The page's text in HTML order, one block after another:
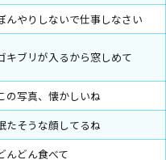
んやりしないで仕事しなさい
キブリが入るから窓しめて
の写真、懐かしいね
たそうな顔してるね
んどん食べて